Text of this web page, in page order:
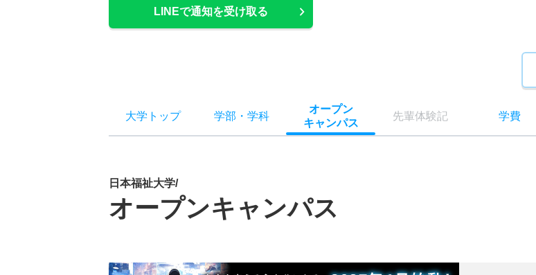
LINEで通知を受け取る
大学トップ 学部 ・ 学科
オープン
キャンパス
先輩体験記 学費
日本福祉大学/
オープンキャンパス